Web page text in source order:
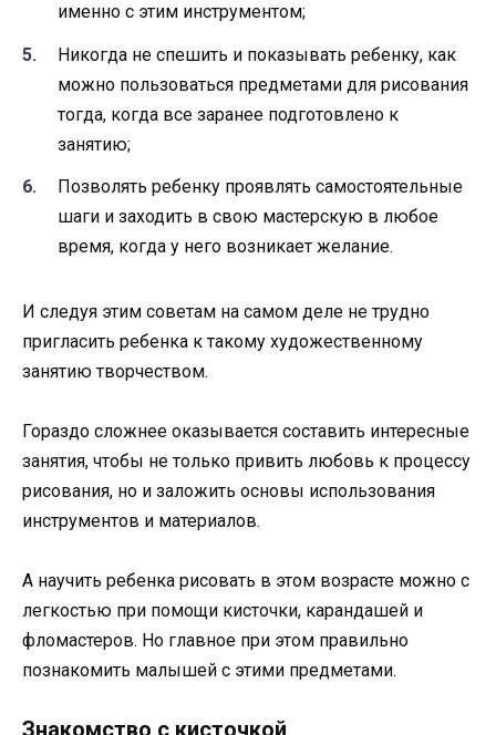
именно с этим инструментом;
Никогда не спешить и показывать ребенку, как
можно пользоваться предметами для рисования
тогда, когда все заранее подготовлено к
занятию;
Позволять ребенку проявлять самостоятельные
шаги и заходить в свою мастерскую в любое
время, когда у него возникает желание.
И следуя этим советам на самом деле не трудно
пригласить ребенка к такому художественному
занятию творчеством.
Гораздо сложнее оказывается составить интересные
занятия, чтобы не только привить любовь к процессу
рисования, но и заложить основы использования
инструментов и материалов.
А научить ребенка рисовать в этом возрасте можно с
легкостью при помощи кисточки, карандашей и
фломастеров. Но главное при этом правильно
познакомить малышей с этими предметами.